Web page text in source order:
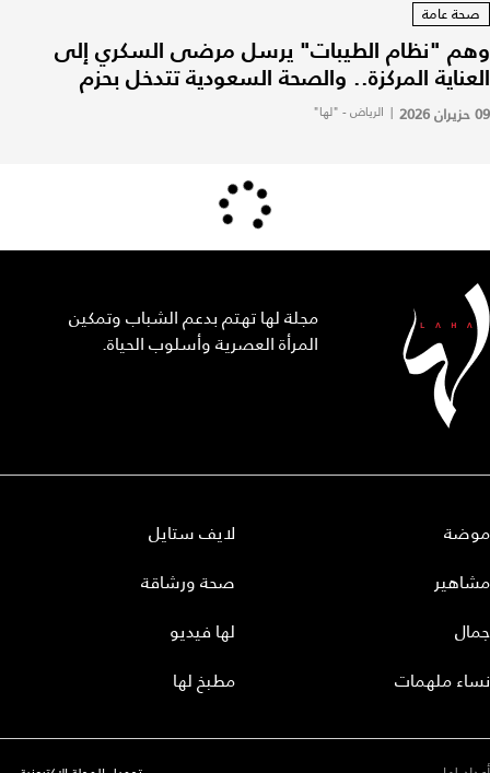
صحة عامة
وهم "نظام الطيبات" يرسل مرضى السكري إلى
العناية المركزة.. والصحة السعودية تتدخل بحزم
09 حزيران 2026 | الرياض - "لها"
مجلة لها تهتم بدعم الشباب وتمكين
المرأة العصرية وأسلوب الحياة.
موضة
مشاهير
جمال
نساء ملهمات
لايف ستايل
صحة ورشاقة
لها فيديو
مطبخ لها